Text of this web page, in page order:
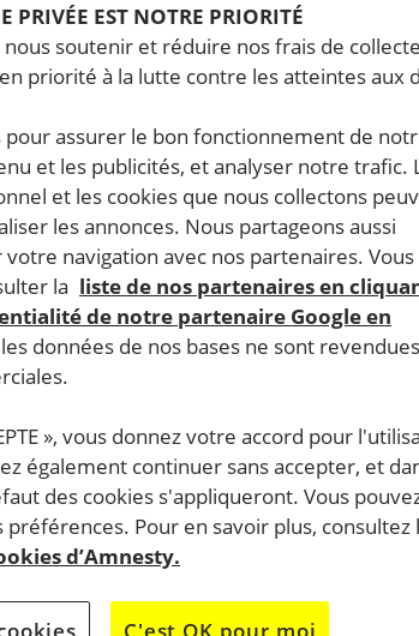
PRIVÉE EST NOTRE PRIORITÉ
soutenir et réduire nos frais de
priorité à la lutte contre les atteintes aux
pour assurer le bon fonctionnement de
et les publicités, et analyser notre trafic.
et les cookies que nous collectons
les annonces. Nous partageons aussi
navigation avec nos partenaires. Vous
la liste de nos partenaires en
de notre partenaire Google en
les données de nos bases ne sont
», vous donnez votre accord pour
également continuer sans accepter, et
des cookies s'appliqueront. Vous
Pour en savoir plus, consultez
d’Amnesty.
C'est OK pour moi